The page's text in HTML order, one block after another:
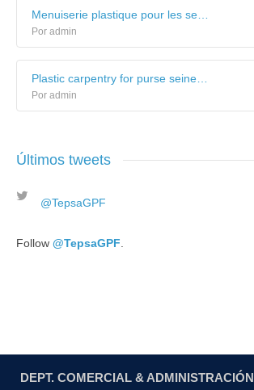
Por admin
Por admin
Últimos tweets
@TepsaGPF
Follow @TepsaGPF
DEPT. COMERCIAL & ADMINISTRACIÓN